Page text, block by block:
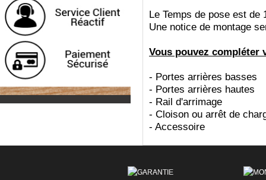
Le Temps de pose est de
Une notice de montage
Vous pouvez
- Portes arrières basses
- Portes arrières hautes
- Rail d'arrimage
- Cloison ou arrêt de
- Accessoire